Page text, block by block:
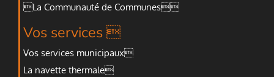
La Communauté de Communes
Vos services 
Vos services municipaux
La navette thermale